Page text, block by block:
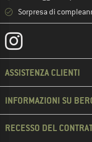
Sorpresa di
ASSISTENZA CLIENTI
INFORMAZIONI SU
RECESSO DEL